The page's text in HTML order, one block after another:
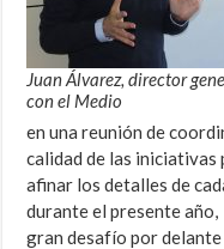
Juan Álvarez, director
con el Medio
en una reunión de
calidad de las iniciativas
afinar los detalles de
durante el presente
gran desafío por